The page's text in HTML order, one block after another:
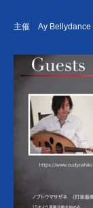
主催 Ay Bellydance